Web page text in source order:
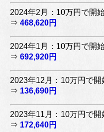
2024年2月：10万円で開始
⇒ 468,620円
2024年1月：10万円で開始
⇒ 692,920円
2023年12月：10万円で開
⇒ 136,690円
2023年11月：10万円で開
⇒ 172,640円